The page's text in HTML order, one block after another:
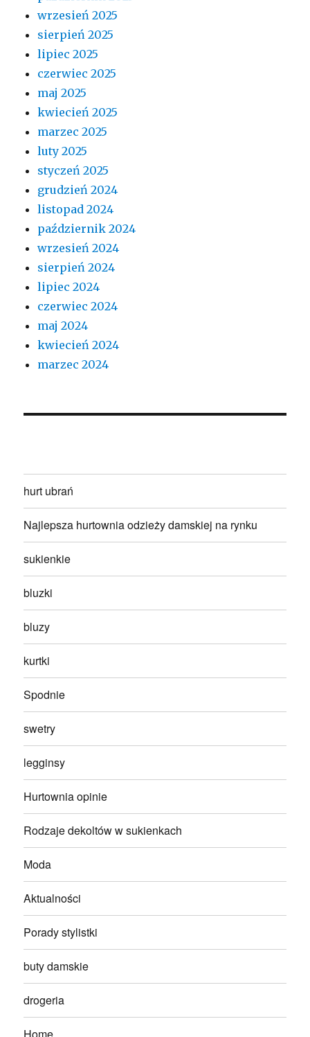
wrzesień 2025
sierpień 2025
lipiec 2025
czerwiec 2025
maj 2025
kwiecień 2025
marzec 2025
luty 2025
styczeń 2025
grudzień 2024
listopad 2024
październik 2024
wrzesień 2024
sierpień 2024
lipiec 2024
czerwiec 2024
maj 2024
kwiecień 2024
marzec 2024
hurt ubrań
Najlepsza hurtownia odzieży damskiej na rynku
sukienkie
bluzki
bluzy
kurtki
Spodnie
swetry
legginsy
Hurtownia opinie
Rodzaje dekoltów w sukienkach
Moda
Aktualności
Porady stylistki
buty damskie
drogeria